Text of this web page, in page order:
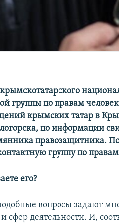
группы по правам
крымских татар в
по информации
правозащитника.
группу по правам
его?
вопросы задают
сфер деятельности. И,